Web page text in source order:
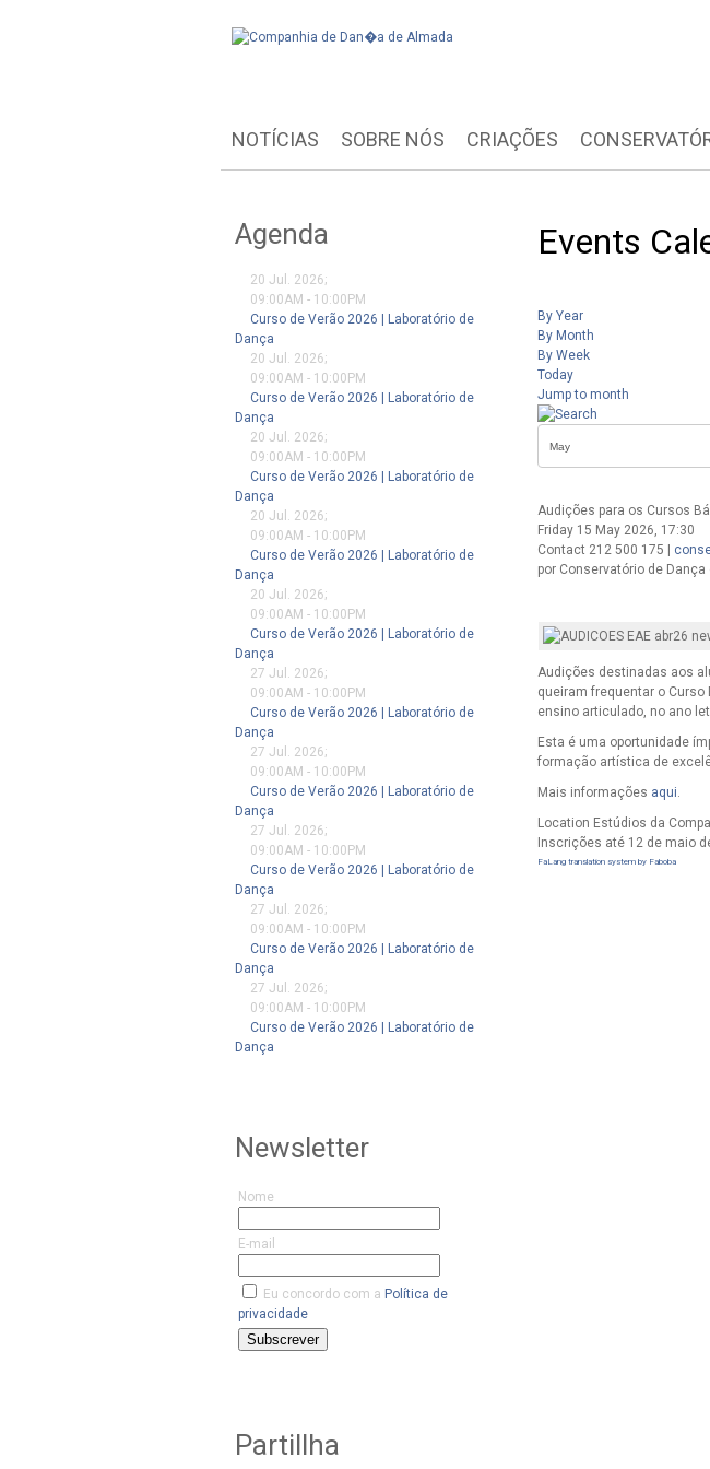
NOTÍCIAS SOBRE NÓS CRIAÇÕES
Agenda
20 Jul. 2026;
09:00AM - 10:00PM
Curso de Verão 2026 | Laboratório de
Dança
20 Jul. 2026;
09:00AM - 10:00PM
Curso de Verão 2026 | Laboratório de
Dança
20 Jul. 2026;
09:00AM - 10:00PM
Curso de Verão 2026 | Laboratório de
Dança
20 Jul. 2026;
09:00AM - 10:00PM
Curso de Verão 2026 | Laboratório de
Dança
20 Jul. 2026;
09:00AM - 10:00PM
Curso de Verão 2026 | Laboratório de
Dança
27 Jul. 2026;
09:00AM - 10:00PM
Curso de Verão 2026 | Laboratório de
Dança
27 Jul. 2026;
09:00AM - 10:00PM
Curso de Verão 2026 | Laboratório de
Dança
27 Jul. 2026;
09:00AM - 10:00PM
Curso de Verão 2026 | Laboratório de
Dança
27 Jul. 2026;
09:00AM - 10:00PM
Curso de Verão 2026 | Laboratório de
Dança
27 Jul. 2026;
09:00AM - 10:00PM
Curso de Verão 2026 | Laboratório de
Dança
Newsletter
Nome
E-mail
Eu concordo com a Política de
privacidade
Subscrever
Partillha
Events
By Year
By Month
By Week
Today
Jump to month
Audições para os Cursos
Friday 15 May 2026, 17:30
Contact 212 500 175 |
por Conservatório de Dança
Audições destinadas aos
queiram frequentar o
ensino articulado, no ano
Esta é uma oportunidade
formação artística de
Mais informações aqui.
Location Estúdios da
Inscrições até 12 de maio
FaLang translation system by Faboba